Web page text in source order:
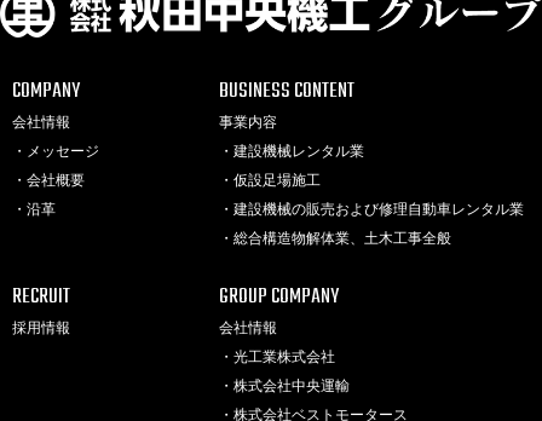
COMPANY
会社情報
・メッセージ
・会社概要
・沿革
BUSINESS CONTENT
事業内容
・建設機械レンタル業
・仮設足場施工
・建設機械の販売および修理自動車レンタル業
・総合構造物解体業、土木工事全般
RECRUIT
採用情報
GROUP COMPANY
会社情報
・光工業株式会社
・株式会社中央運輸
・株式会社ベストモータース